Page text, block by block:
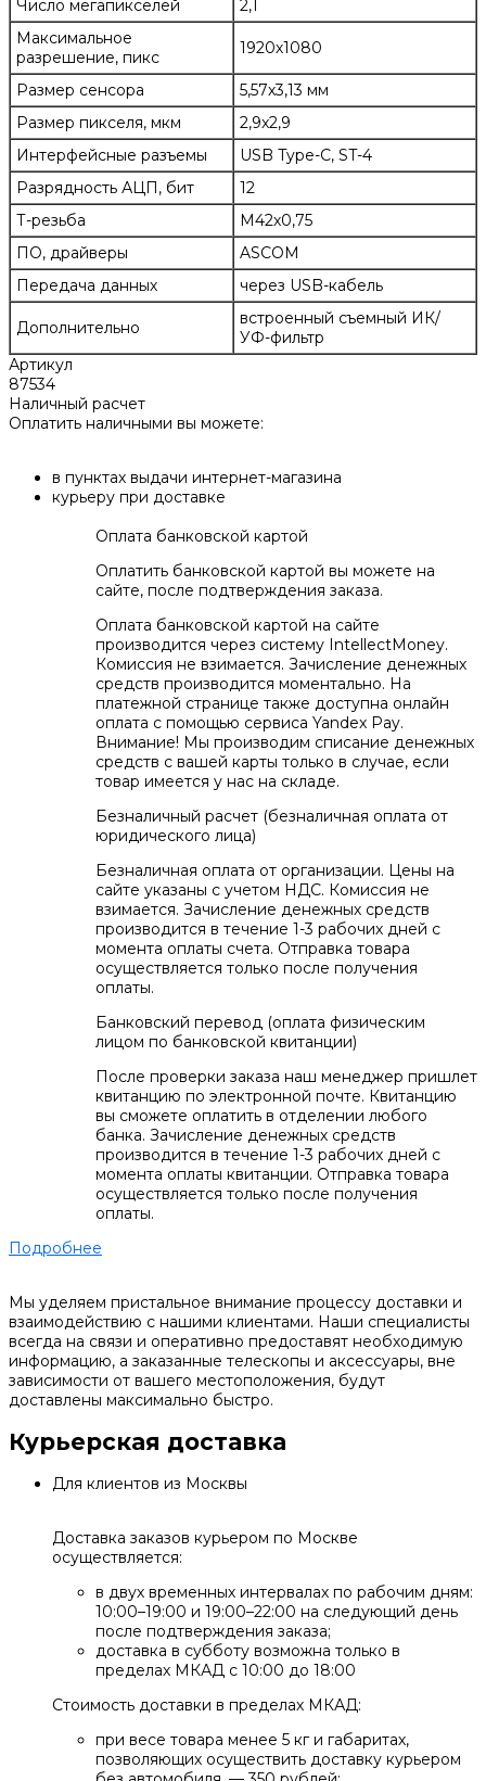
Число мегапикселей
2,1
Максимальное
разрешение, пикс
1920х1080
Размер сенсора
5,57х3,13 мм
Размер пикселя, мкм
2,9x2,9
Интерфейсные разъемы
USB Type-C, ST-4
Разрядность АЦП, бит
12
Т-резьба
М42х0,75
ПО, драйверы
ASCOM
Передача данных
через USB-кабель
Дополнительно
встроенный съемный ИК/
УФ-фильтр
Артикул
87534
Наличный расчет
Оплатить наличными вы можете:
в пунктах выдачи интернет-магазина
курьеру при доставке
Оплата банковской картой
Оплатить банковской картой вы можете на
сайте, после подтверждения заказа.
Оплата банковской картой на сайте
производится через систему IntellectMoney.
Комиссия не взимается. Зачисление денежных
средств производится моментально. На
платежной странице также доступна онлайн
оплата с помощью сервиса Yandex Pay.
Внимание! Мы производим списание денежных
средств с вашей карты только в случае, если
товар имеется у нас на складе.
Безналичный расчет (безналичная оплата от
юридического лица)
Безналичная оплата от организации. Цены на
сайте указаны с учетом НДС. Комиссия не
взимается. Зачисление денежных средств
производится в течение 1-3 рабочих дней с
момента оплаты счета. Отправка товара
осуществляется только после получения
оплаты.
Банковский перевод (оплата физическим
лицом по банковской квитанции)
После проверки заказа наш менеджер пришлет
квитанцию по электронной почте. Квитанцию
вы сможете оплатить в отделении любого
банка. Зачисление денежных средств
производится в течение 1-3 рабочих дней с
момента оплаты квитанции. Отправка товара
осуществляется только после получения
оплаты.
Подробнее
Мы уделяем пристальное внимание процессу доставки и
взаимодействию с нашими клиентами. Наши специалисты
всегда на связи и оперативно предоставят необходимую
информацию, а заказанные телескопы и аксессуары, вне
зависимости от вашего местоположения, будут
доставлены максимально быстро.
Курьерская доставка
Для клиентов из Москвы
Доставка заказов курьером по Москве
осуществляется:
в двух временных интервалах по рабочим дням:
10:00–19:00 и 19:00–22:00 на следующий день
после подтверждения заказа;
доставка в субботу возможна только в
пределах МКАД с 10:00 до 18:00
Стоимость доставки в пределах МКАД:
при весе товара менее 5 кг и габаритах,
позволяющих осуществить доставку курьером